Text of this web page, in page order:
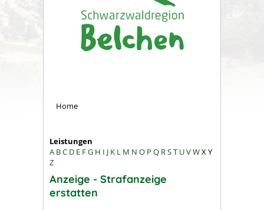
Home
Leistungen
A BC D E FG H I J K L M N O P Q RST UVWXY
Z
Anzeige - Strafanzeige
erstatten